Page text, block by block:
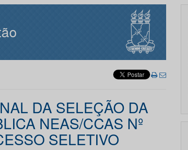
DA SELEÇÃO DA
NEAS/CCAS Nº
SELETIVO